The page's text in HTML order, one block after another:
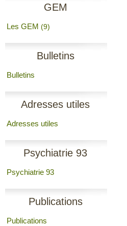
GEM
Les GEM (9)
Bulletins
Bulletins
Adresses utiles
Adresses utiles
Psychiatrie 93
Psychiatrie 93
Publications
Publications